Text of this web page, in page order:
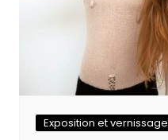
Exposition et vernissage